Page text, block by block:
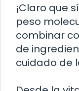
¡Claro que
peso
combinar
de
cuidado de